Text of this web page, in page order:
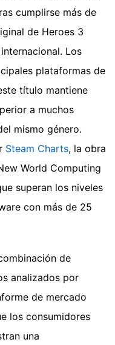
cumplirse más de
de Heroes 3
Los
plataformas de
título mantiene
a muchos
mismo género.
Steam Charts, la obra
World Computing
superan los niveles
con más de 25
de
analizados por
de mercado
los consumidores
una